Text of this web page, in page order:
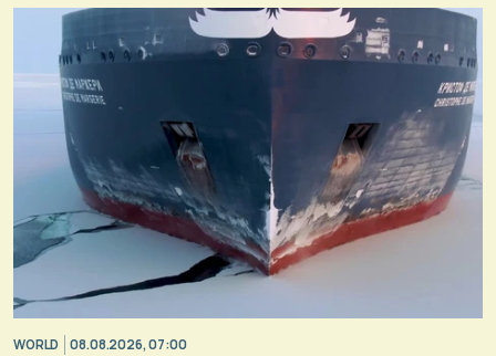
WORLD 08.08.2026, 07:00